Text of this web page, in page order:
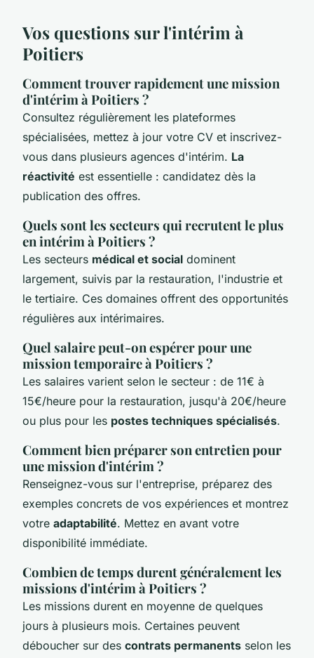
Vos questions sur l'intérim à
Poitiers
Comment trouver rapidement une mission
d'intérim à Poitiers ?
Consultez régulièrement les plateformes
spécialisées, mettez à jour votre CV et inscrivez-
vous dans plusieurs agences d'intérim. La
réactivité est essentielle : candidatez dès la
publication des offres.
Quels sont les secteurs qui recrutent le plus
en intérim à Poitiers ?
Les secteurs médical et social dominent
largement, suivis par la restauration, l'industrie et
le tertiaire. Ces domaines offrent des opportunités
régulières aux intérimaires.
Quel salaire peut-on espérer pour une
mission temporaire à Poitiers ?
Les salaires varient selon le secteur : de 11€ à
15€/heure pour la restauration, jusqu'à 20€/heure
ou plus pour les postes techniques spécialisés.
Comment bien préparer son entretien pour
une mission d'intérim ?
Renseignez-vous sur l'entreprise, préparez des
exemples concrets de vos expériences et montrez
votre adaptabilité. Mettez en avant votre
disponibilité immédiate.
Combien de temps durent généralement les
missions d'intérim à Poitiers ?
Les missions durent en moyenne de quelques
jours à plusieurs mois. Certaines peuvent
déboucher sur des contrats permanents selon les